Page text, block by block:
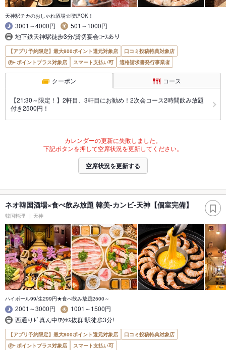
天神駅チカのおしゃれ酒場☆喫煙OK！
3001～4000円
501～1000円
地下鉄天神駅徒歩3分/貸切宴会ｺｰｽあり
【アプリ予約限定】最大800ポイント還元対象店
口コミ投稿特典対象店
ポイントプラス対象店
スマート支払い可 適格請求書発行事業者
クーポン コース
【21:30～限定！】2軒目、3軒目にお勧め！2次会コース2時間飲み放題
付き2500円！
カレンダーの更新に失敗しました。
下記ボタンを押して空席状況を更新してください。
空席状況を更新する
ネオ韓国酒場×食べ飲み放題 韓美-カンビ-天神【個室完備】
韓国料理 天神
ハイボール99/生299円★食べ飲み放題2500～
2001～3000円
1001～1500円
西通りﾄﾞ真ん中!ｱｸｾｽ抜群!駅徒歩3分!
【アプリ予約限定】最大800ポイント還元対象店
口コミ投稿特典対象店
ポイントプラス対象店
スマート支払い可